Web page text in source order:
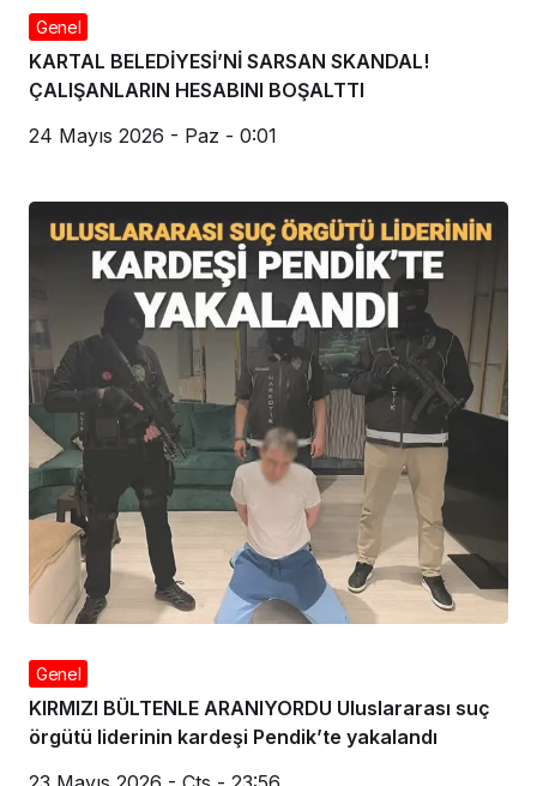
Genel
ÇALIŞANLARIN HESABINI BOŞALTTI
24 Mayıs 2026 - Paz - 0:01